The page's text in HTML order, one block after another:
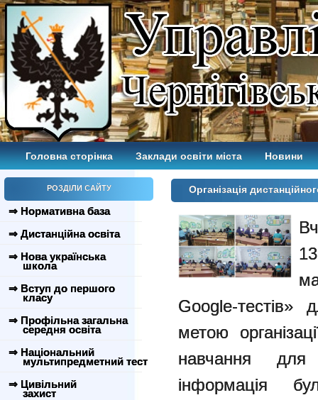
Головна сторінка Заклади освіти міста Новини
РОЗДІЛИ САЙТУ
⇒ Нормативна база
⇒ Дистанційна освіта
⇒ Нова українська
школа
⇒ Вступ до першого
класу
⇒ Профільна загальна
середня освіта
⇒ Національний
мультипредметний тест
⇒ Цивільний
захист
Організація
Google-тестів»
метою
навчання
інформація